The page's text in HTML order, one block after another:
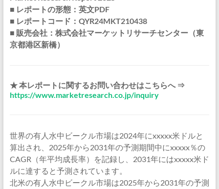
■ レポートの形態：英文PDF
■ レポートコード：QYR24MKT210438
■ 販売会社：株式会社マーケットリサーチセンター（東
京都港区新橋）
★ 本レポートに関するお問い合わせはこちらへ ⇒
https://www.marketresearch.co.jp/inquiry
世界の有人水中ビークル市場は2024年にxxxxx米ドルと
算出され、2025年から2031年の予測期間中にxxxxx％の
CAGR（年平均成長率）を記録し、2031年にはxxxxx米ド
ルに達すると予測されています。
北米の有人水中ビークル市場は2025年から2031年の予測